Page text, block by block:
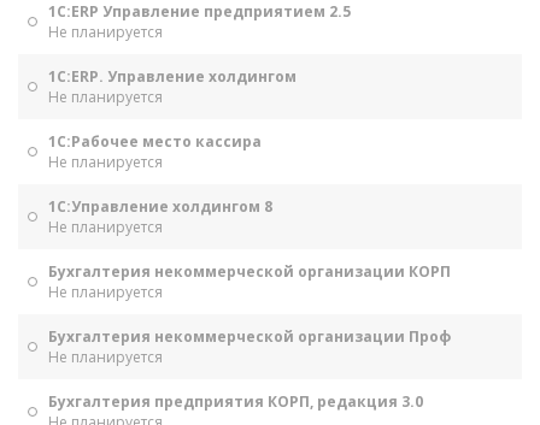
1С:ERP Управление предприятием 2.5
Не планируется
1С:ERP. Управление холдингом
Не планируется
1С:Рабочее место кассира
Не планируется
1С:Управление холдингом 8
Не планируется
Бухгалтерия некоммерческой организации КОРП
Не планируется
Бухгалтерия некоммерческой организации Проф
Не планируется
Бухгалтерия предприятия КОРП, редакция 3.0